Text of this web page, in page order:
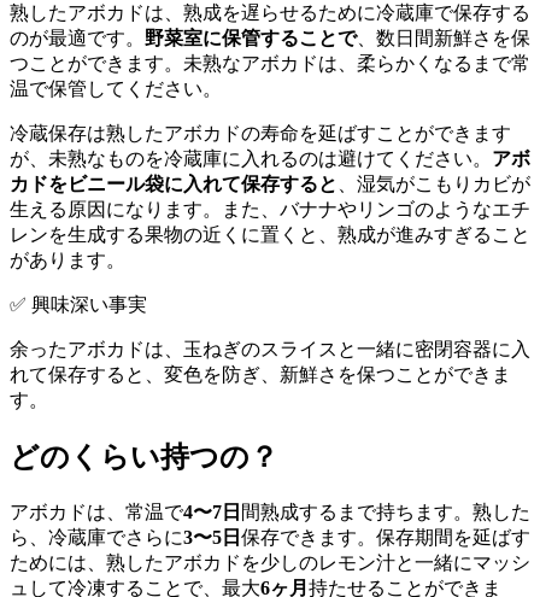
熟したアボカドは、熟成を遅らせるために冷蔵庫で保存する
のが最適です。 野菜室に保管することで、数日間新鮮さを保
つことができます。未熟なアボカドは、柔らかくなるまで常
温で保管してください。
冷蔵保存は熟したアボカドの寿命を延ばすことができます
が、未熟なものを冷蔵庫に入れるのは避けてください。 アボ
カドをビニール袋に入れて保存すると
、湿気がこもりカビが
生える原因になります。また、バナナやリンゴのようなエチ
レンを生成する果物の近くに置くと、熟成が進みすぎること
があります。
✅ 興味深い事実
余ったアボカドは、玉ねぎのスライスと一緒に密閉容器に入
れて保存すると、変色を防ぎ、新鮮さを保つことができま
す。
どのくらい持つの？
アボカドは、常温で4〜7日 間熟成するまで持ちます。熟した
ら、冷蔵庫でさらに3〜5日 保存できます。保存期間を延ばす
ためには、熟したアボカドを少しのレモン汁と一緒にマッシ
ュして冷凍することで、最大6ヶ月 持たせることができま